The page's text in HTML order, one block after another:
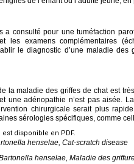
a consulté pour une tuméfaction
les examens complémentaires
le diagnostic d’une maladie
la maladie des griffes de chat est
une adénopathie n’est pas aisée.
chirurgicale serait plus
sérologies spécifiques, comme
disponible en PDF.
henselae, Cat-scratch disease
henselae, Maladie des